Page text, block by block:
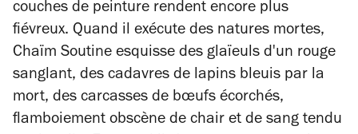
couches de peinture rendent encore plus
fiévreux. Quand il exécute des natures mortes,
Chaïm Soutine esquisse des glaïeuls d'un rouge
sanglant, des cadavres de lapins bleuis par la
mort, des carcasses de bœufs écorchés,
flamboiement obscène de chair et de sang tendu